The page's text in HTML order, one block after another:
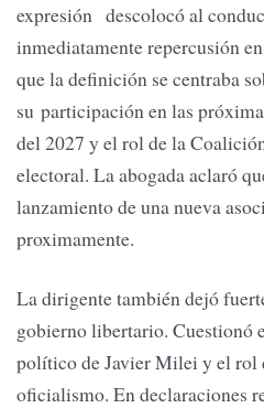
expresión descolocó al
inmediatamente repercusión
que la definición se centraba
su participación en las
del 2027 y el rol de la
electoral. La abogada aclaró
lanzamiento de una nueva
proximamente.
La dirigente también dejó
gobierno libertario. Cuestionó
político de Javier Milei y el
oficialismo. En declaraciones